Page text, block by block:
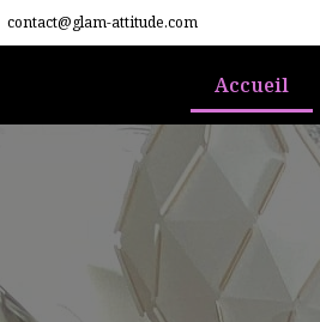
contact@glam-attitude.com
Accueil